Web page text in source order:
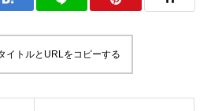
イトルとURLをコピーする